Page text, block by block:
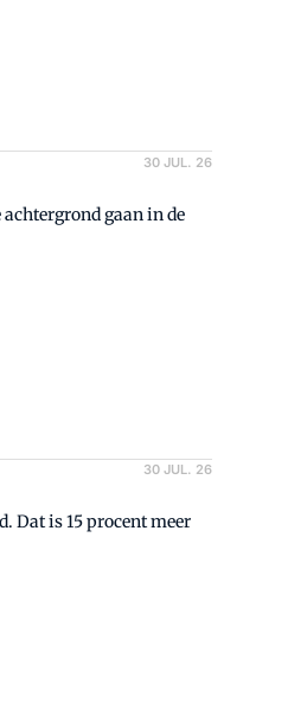
30 JUL. 26
gaan in de
30 JUL. 26
Dat is 15 procent meer